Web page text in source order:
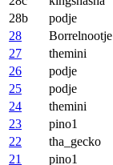
28b
podje
28
Borrelnootje
27
themini
26
podje
25
podje
24
themini
23
pino1
22
tha_gecko
21
pino1